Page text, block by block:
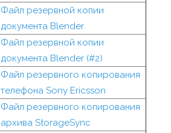
Файл резервной копии
документа Blender
Файл резервной копии
документа Blender (#2)
Файл резервного копирования
телефона Sony Ericsson
Файл резервного копирования
архива StorageSync